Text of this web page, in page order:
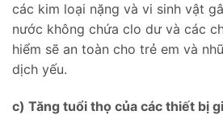
các kim loại nặng và vi sinh vật
nước không chứa clo dư và các
hiểm sẽ an toàn cho trẻ em và
dịch yếu.
c) Tăng tuổi thọ của các thiết bị